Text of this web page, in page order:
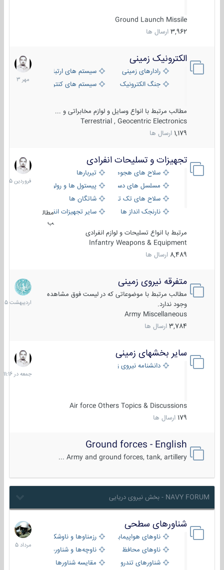
Ground Launch Missile
3,962 ارسال ها
الکترونیک زمینی
رادارهای زمینی
سیستم های ارتباطی و جمع آوری
جنگ الکترونیک
سیستم های کنترل آتش و تجهیزات
مطالب مرتبط با انواع وسایل و لوازم مخابراتی و ...
Terrestrial , Geocentric Electronics
1,179 ارسال ها
1
مهر
1403
تجهیزات و تسلیحات انفرادی
سلاح های هجومی
تیربارها
مسلسل های دستی
پیستول ها و رولورها
سلاح های تک تیر اندازیشاتگان ها
نارنجک انداز ها
سایر تجهیزات انفرادی
مطال
ب
مرتبط با انواع تسلیحات و لوازم انفرادی
Infantry Weapons & Equipment
8,489 ارسال ها
17
فروردین
1405
متفرقه نیروی زمینی
مطالب مرتبط با موضوعاتی که در لیست فوق مشاهده
وجود ندارد.
Army Miscellaneous
3,784 ارسال ها
27
1405
سایر بخشهای زمینی
دانشنامه نیروی زمینی
Air force Others Topics & Discussions
179 ارسال ها
جمعه
در
11:16
Ground forces - English
Army and ground forces, tank, artillery ...
NAVY FORUM - بخش نیروی دریایی
شناورهای سطحی
ناوهای هواپیمابر و بالگرد بررزمناوها و ناوشکن‌ها
ناوهای محافظ
ناوچه‌ها و شناورهای گشتی
شناورهای تندرو
مقایسه شناورها
2
مرداد
1405